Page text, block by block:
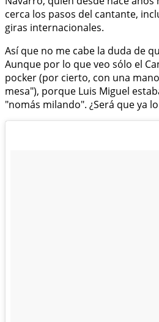
cerca los pasos del cantante,
giras internacionales.
Así que no me cabe la duda de
Aunque por lo que veo sólo el
pocker (por cierto, con una
mesa"), porque Luis Miguel
"nomás milando". ¿Será que ya